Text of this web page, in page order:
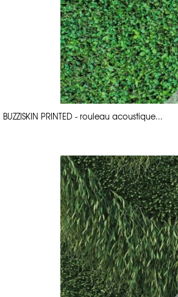
BUZZISKIN PRINTED - rouleau acoustique...